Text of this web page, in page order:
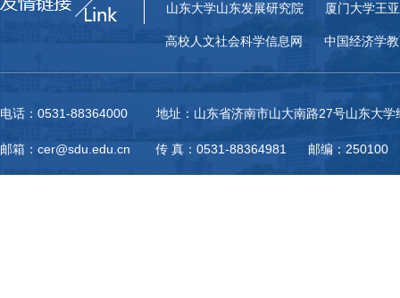
山东大学山东发展研究院 厦门大学王
高校人文社会科学信息网 中国经济学
电话：0531-88364000 地址：山东省济南市山大南路27号山东大学
邮箱：cer@sdu.edu.cn 传 真：0531-88364981 邮编：250100